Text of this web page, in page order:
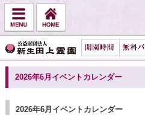
2026年6月イベントカレンダー
2026年6月イベントカレンダー